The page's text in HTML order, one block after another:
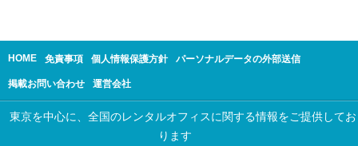
HOME 免責事項 個人情報保護方針 パーソナルデータの外部送信
掲載お問い合わせ 運営会社
東京を中心に、全国のレンタルオフィスに関する情報をご提供してお
ります